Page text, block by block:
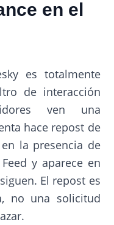
en el
es totalmente
de interacción
ven una
hace repost de
la presencia de
y aparece en
El repost es
no una solicitud